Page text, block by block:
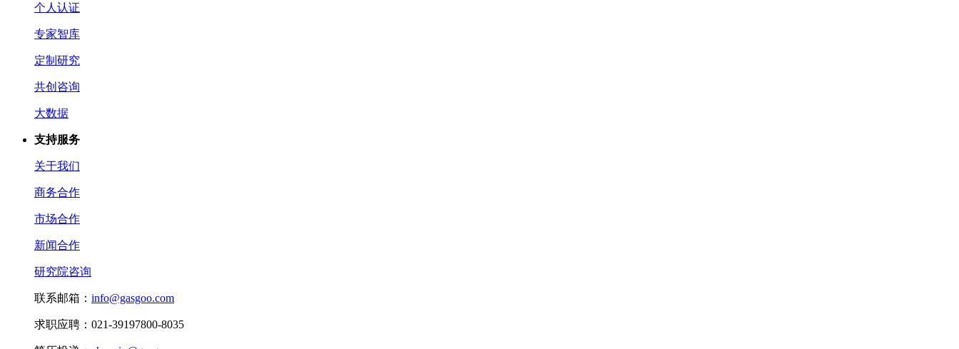
个人认证
专家智库
定制研究
共创咨询
大数据
支持服务
关于我们
商务合作
市场合作
新闻合作
研究院咨询
联系邮箱： info@gasgoo.com
求职应聘：021-39197800-8035